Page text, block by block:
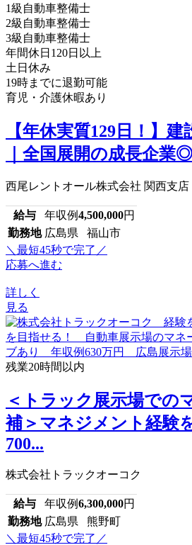
1級自動車整備士
2級自動車整備士
3級自動車整備士
年間休日120日以上
土日休み
19時までに退勤可能
育児・介護休暇あり
【年休実質129日！】
｜全国展開の成長企業
西尾レントオール株式会社 関西支店
給与 年収例4,500,000円
勤務地 広島県 福山市
＼最短45秒で完了／
応募へ進む
詳しく
見る
残業20時間以内
＜トラック展示場での
補＞マネジメント経験
700...
株式会社トラックオーコク
給与 年収例6,300,000円
勤務地 広島県 熊野町
＼最短45秒で完了／